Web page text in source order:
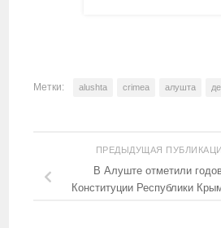
Метки: alushta crimea алушта
ПРЕДЫДУЩАЯ
В Алуште отметили
Конституции Республики